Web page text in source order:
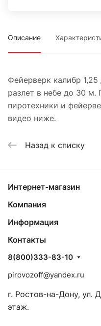
Описание
Фейерверк калибр
разлет в небе до 30 м.
пиротехники и
видео ниже.
Назад к списку
Интернет-магазин
Компания
Информация
Контакты
8(800)333-83-10
pirovozoff@yandex.ru
г. Ростов-на-Дону, ул.
этаж.